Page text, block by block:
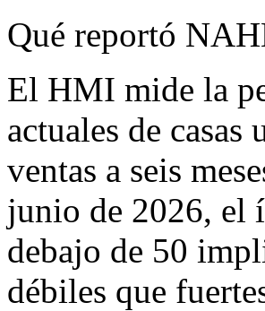
Qué reportó
El HMI mide la
actuales de
ventas a seis
junio de 2026, el
debajo de 50
débiles que